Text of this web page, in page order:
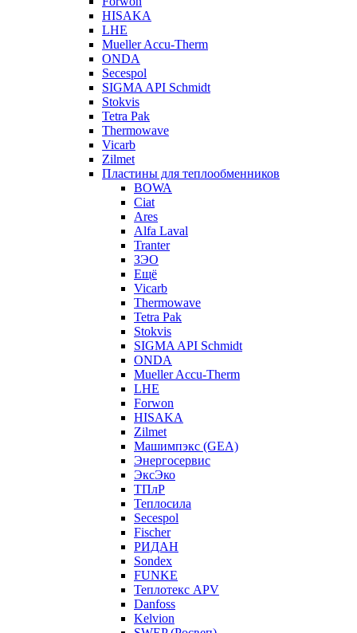
HISAKA
LHE
Mueller Accu-Therm
ONDA
Secespol
SIGMA API Schmidt
Stokvis
Tetra Pak
Thermowave
Vicarb
Zilmet
Пластины для теплообменников
BOWA
Ciat
Ares
Alfa Laval
Tranter
ЗЭО
Ещё
Vicarb
Thermowave
Tetra Pak
Stokvis
SIGMA API Schmidt
ONDA
Mueller Accu-Therm
LHE
Forwon
HISAKA
Zilmet
Машимпэкс (GEA)
Энергосервис
ЭксЭко
ТПлР
Теплосила
Secespol
Fischer
РИДАН
Sondex
FUNKE
Теплотекс APV
Danfoss
Kelvion